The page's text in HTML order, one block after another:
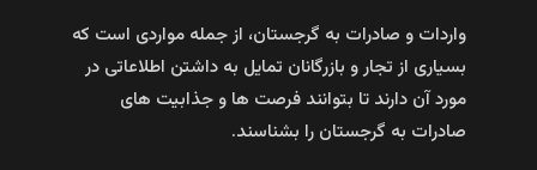
واردات و صادرات به گرجستان، از جمله مواردی است که
بسیاری از تجار و بازرگانان تمایل به داشتن اطلاعاتی در
مورد آن دارند تا بتوانند فرصت ها و جذابیت های
صادرات به گرجستان را بشناسند.